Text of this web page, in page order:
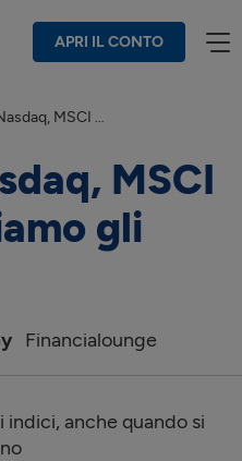
APRI IL CONTO
S&P500, Nasdaq, MSCI World…Capiamo gli indici
MSCI
gli
Financialounge
indici, anche quando si